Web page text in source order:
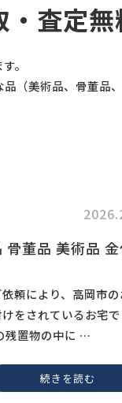
査定無
。
（美術品、骨董品
骨董品 美術品
頼により、高岡市の
をされているお宅で
置物の中に …
続きを読む